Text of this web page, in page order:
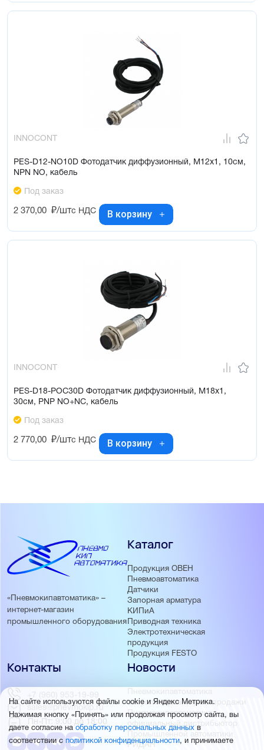
INNOCONT
PES-D12-NO10D Фотодатчик диффузионный, М12х1, 10см,
NPN NO, кабель
Под заказ
2 370,00 ₽/штс НДС В корзину
INNOCONT
PES-D18-POC30D Фотодатчик диффузионный, М18х1,
30см, PNP NO+NC, кабель
Под заказ
2 770,00 ₽/штс НДС В корзину
«Пневмокипавтоматика» –
интернет-магазин
промышленного оборудования
Каталог
Продукция ОВЕН
Пневмоавтоматика
Датчики
Запорная арматура
КИПиА
Приводная техника
Электротехническая
продукция
Продукция FESTO
Новости
Пневмокипавтоматика
запустила розничные продажи
Пневмокипавтоматика –
официальный дистрибьютор
Промышленной автоматики
РИДАН
Контакты
+7 (960) 953-19-99
sales@pnevmokip.ru
Пн-Пт: 9:00 до 18:00
На сайте используются файлы cookie и Яндекс Метрика.
Нажимая кнопку «Принять» или продолжая просмотр сайта, вы
даете согласие наобработку персональных данных в
соответствии с политикой конфиденциальности, и принимаете